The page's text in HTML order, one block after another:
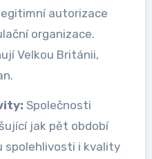
autorizace
organizace.
Velkou Británii,
Společnosti
jak pět období
spolehlivosti i kvality